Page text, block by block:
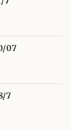
07
7